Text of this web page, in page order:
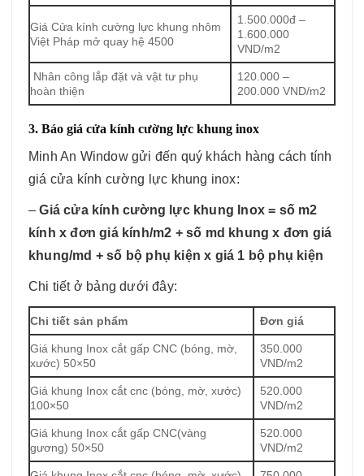
Giá Cửa kính cường lực khung nhôm
Việt Pháp mở quay hệ 4500
1.500.000đ –
1.600.000
VND/m2
Nhân công lắp đặt và vật tư phụ
hoàn thiện
120.000 –
200.000 VND/m2
3. Báo giá cửa kính cường lực khung inox
Minh An Window gửi đến quý khách hàng cách tính
giá cửa kính cường lực khung inox:
–Giá cửa kính cường lực khung Inox = số m2
kính x đơn giá kính/m2 + số md khung x đơn giá
khung/md + số bộ phụ kiện x giá 1 bộ phụ kiện
Chi tiết ở bảng dưới đây:
Chi tiết sản phẩm Đơn giá
Giá khung Inox cắt gấp CNC (bóng, mờ,
xước) 50×50
350.000
VND/m2
Giá khung Inox cắt cnc (bóng, mờ, xước)
100×50
520.000
VND/m2
Giá khung Inox cắt gấp CNC(vàng
gương) 50×50
520.000
VND/m2